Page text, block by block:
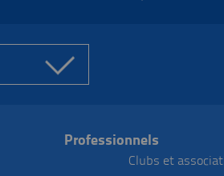
Professionnels
Clubs et